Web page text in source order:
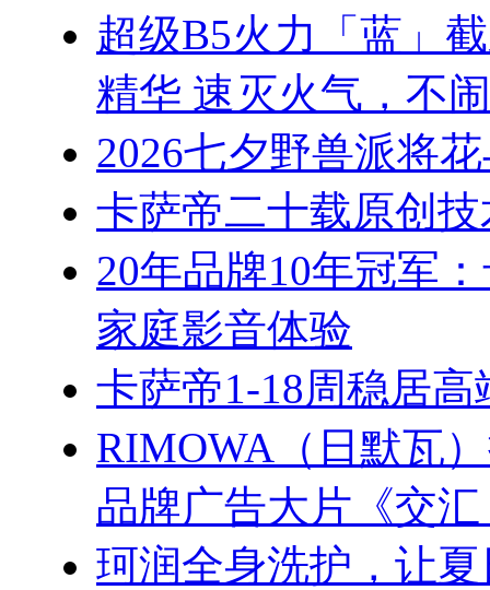
超级B5火力「蓝」
精华 速灭火气，不
2026七夕野兽派将
卡萨帝二十载原创
20年品牌10年冠军
家庭影音体验
卡萨帝1-18周稳居
RIMOWA（日默瓦
品牌广告大片《交
珂润全身洗护，让